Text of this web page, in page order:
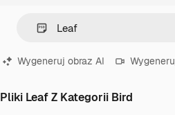
Wygeneruj obraz AI
Pliki Leaf Z Kategorii Bird